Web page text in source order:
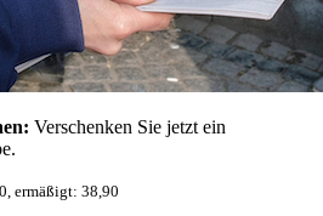
Verschenken Sie jetzt ein
ermäßigt: 38,90